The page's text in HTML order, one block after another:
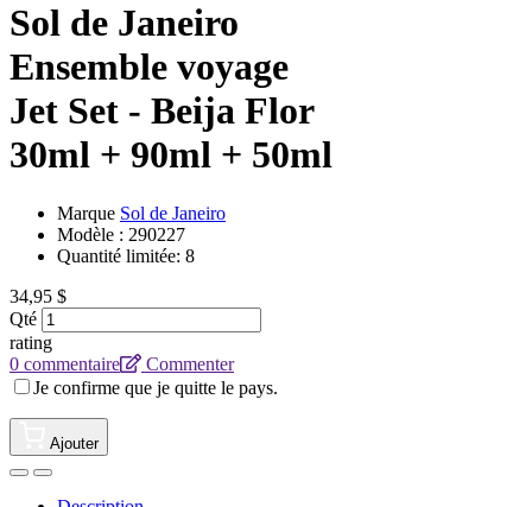
Sol de Janeiro
Ensemble voyage
Jet Set - Beija Flor
30ml + 90ml + 50ml
Marque Sol de Janeiro
Modèle : 290227
Quantité limitée: 8
34,95 $
Qté
rating
0 commentaire
Commenter
Je confirme que je quitte le pays.
Ajouter